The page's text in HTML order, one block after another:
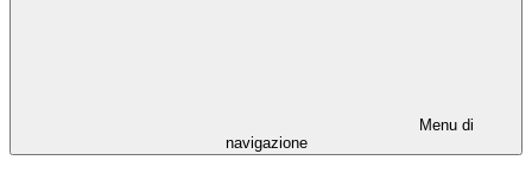
Menu di
navigazione